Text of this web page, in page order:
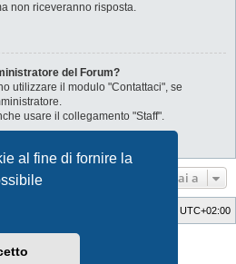
al fine di fornire la
non riceveranno risposta.
del Forum?
utilizzare il modulo "Contattaci", se
usare il collegamento "Staff".
Vai a
UTC+02:00
GTA game
Forum Software © phpBB Limited